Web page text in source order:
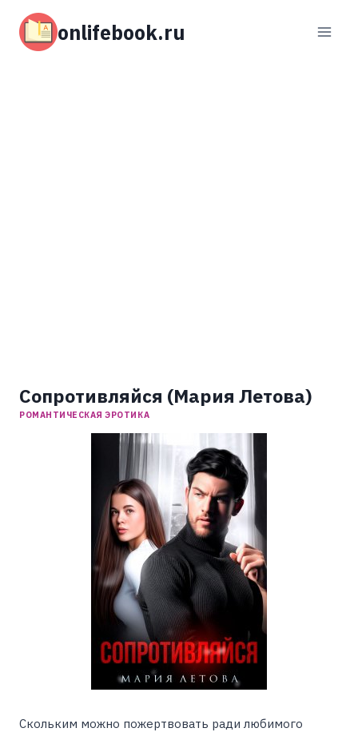
содержимомуonlifebook.ru
Сопротивляйся (Мария Летова)
РОМАНТИЧЕСКАЯ ЭРОТИКА
Скольким можно пожертвовать ради любимого